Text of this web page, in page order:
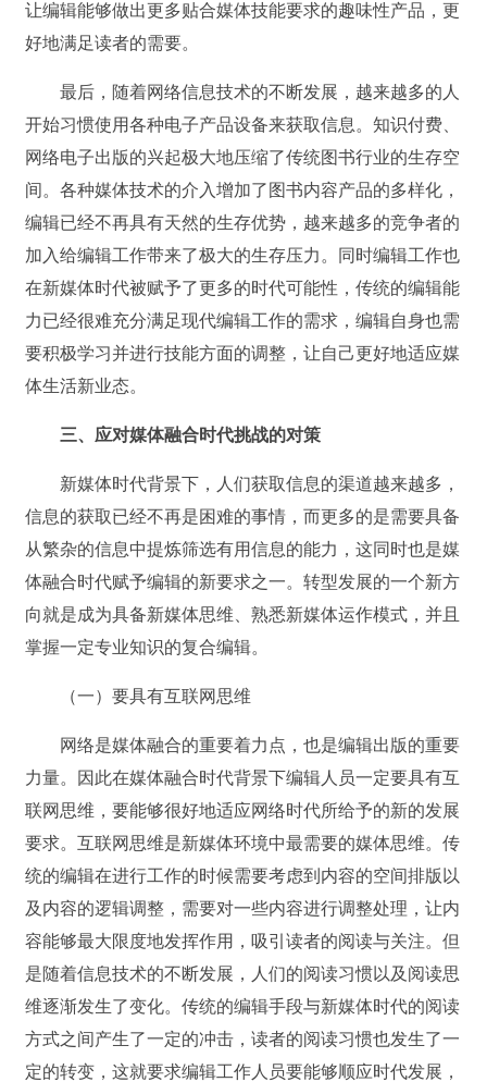
让编辑能够做出更多贴合媒体技能要求的趣味性产品，更
好地满足读者的需要。
最后，随着网络信息技术的不断发展，越来越多的人
开始习惯使用各种电子产品设备来获取信息。知识付费、
网络电子出版的兴起极大地压缩了传统图书行业的生存空
间。各种媒体技术的介入增加了图书内容产品的多样化，
编辑已经不再具有天然的生存优势，越来越多的竞争者的
加入给编辑工作带来了极大的生存压力。同时编辑工作也
在新媒体时代被赋予了更多的时代可能性，传统的编辑能
力已经很难充分满足现代编辑工作的需求，编辑自身也需
要积极学习并进行技能方面的调整，让自己更好地适应媒
体生活新业态。
三、应对媒体融合时代挑战的对策
新媒体时代背景下，人们获取信息的渠道越来越多，
信息的获取已经不再是困难的事情，而更多的是需要具备
从繁杂的信息中提炼筛选有用信息的能力，这同时也是媒
体融合时代赋予编辑的新要求之一。转型发展的一个新方
向就是成为具备新媒体思维、熟悉新媒体运作模式，并且
掌握一定专业知识的复合编辑。
（一）要具有互联网思维
网络是媒体融合的重要着力点，也是编辑出版的重要
力量。因此在媒体融合时代背景下编辑人员一定要具有互
联网思维，要能够很好地适应网络时代所给予的新的发展
要求。互联网思维是新媒体环境中最需要的媒体思维。传
统的编辑在进行工作的时候需要考虑到内容的空间排版以
及内容的逻辑调整，需要对一些内容进行调整处理，让内
容能够最大限度地发挥作用，吸引读者的阅读与关注。但
是随着信息技术的不断发展，人们的阅读习惯以及阅读思
维逐渐发生了变化。传统的编辑手段与新媒体时代的阅读
方式之间产生了一定的冲击，读者的阅读习惯也发生了一
定的转变，这就要求编辑工作人员要能够顺应时代发展，